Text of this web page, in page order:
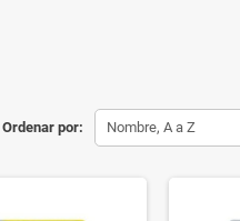
Ordenar por: Nombre, A a Z